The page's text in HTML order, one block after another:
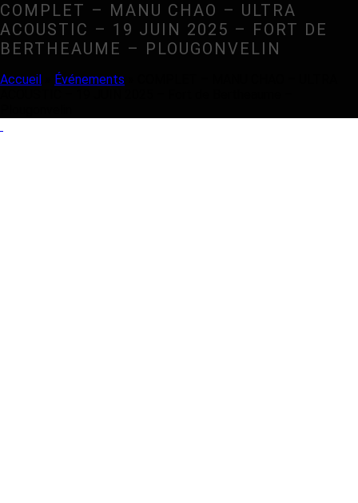
COMPLET – MANU CHAO – ULTRA
ACOUSTIC – 19 JUIN 2025 – FORT DE
BERTHEAUME – PLOUGONVELIN
Accueil Événements